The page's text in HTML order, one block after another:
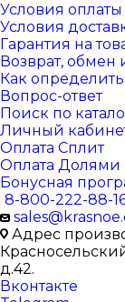
Условия оплаты
Условия
Гарантия на
Возврат, обмен
Как
Вопрос-ответ
Поиск по
Личный
Оплата Сплит
Оплата Долями
Бонусная
8-800-222-88-
Адрес
д.42.
Вконтакте